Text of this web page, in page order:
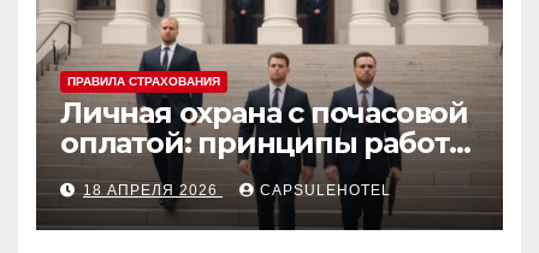
ПРАВИЛА СТРАХОВАНИЯ
Личная охрана с почасовой
оплатой: принципы работы
и правовые аспекты
18 АПРЕЛЯ 2026 CAPSULEHOTEL